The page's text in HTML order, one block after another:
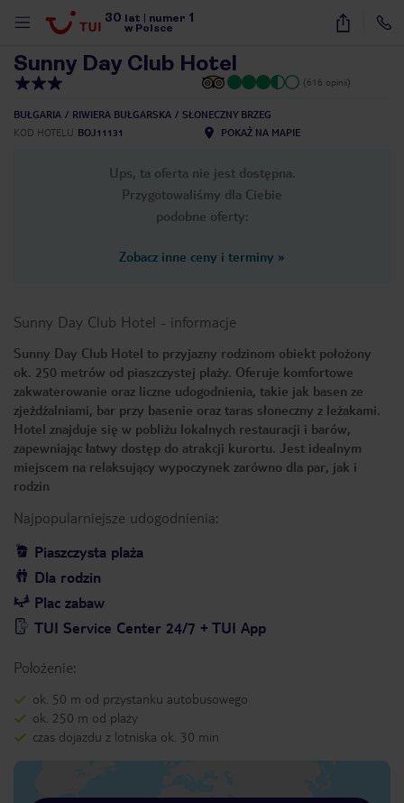
30 lat numer 1
w Polsce
35
Sunny Day Club Hotel
(616 opinii)
BUŁGARIA RIWIERA BUŁGARSKA
SŁONECZNY BRZEG
KOD HOTELU BOJ11131 POKAŻ NA MAPIE
Ups, ta oferta nie jest dostępna.
Przygotowaliśmy dla Ciebie
podobne oferty:
Zobacz inne ceny i terminy »
Sunny Day Club Hotel - informacje
Sunny Day Club Hotel to przyjazny rodzinom obiekt położony
ok. 250 metrów od piaszczystej plaży. Oferuje komfortowe
zakwaterowanie oraz liczne udogodnienia, takie jak basen ze
zjeżdżalniami, bar przy basenie oraz taras słoneczny z leżakami.
Hotel znajduje się w pobliżu lokalnych restauracji i barów,
zapewniając łatwy dostęp do atrakcji kurortu. Jest idealnym
miejscem na relaksujący wypoczynek zarówno dla par, jak i
rodzin
Najpopularniejsze udogodnienia:
Piaszczysta plaża
Dla rodzin
Plac zabaw
TUI Service Center 24/7 + TUI App
Położenie:
ok. 50 m od przystanku autobusowego
ok. 250 m od plaży
czas dojazdu z lotniska ok. 30 min